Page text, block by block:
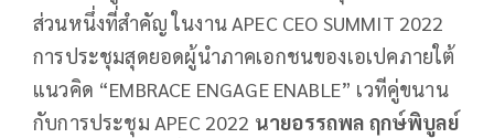
ส่วนหนึ่งที่สำคัญ ในงาน APEC CEO SUMMIT 2022
การประชุมสุดยอดผู้นำภาคเอกชนของเอเปคภายใต้
แนวคิด “EMBRACE ENGAGE ENABLE” เวทีคู่ขนาน
กับการประชุม APEC 2022 นายอรรถพล ฤกษ์พิบูลย์